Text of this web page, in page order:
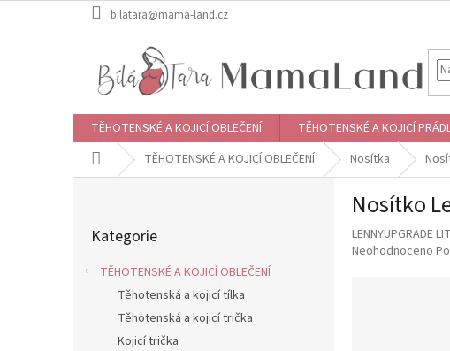
na
bilatara@mama-land.cz
TĚHOTENSKÉ A KOJICÍ OBLEČENÍ TĚHOTENSKÉ A KOJICÍ
Domů TĚHOTENSKÉ A KOJICÍ OBLEČENÍ Nosítka
kategorie
Kategorie
TĚHOTENSKÉ A KOJICÍ OBLEČENÍ
Těhotenská a kojicí tílka
Těhotenská a kojicí trička
Kojicí trička
Nosítko
LENNYUPGRADE
Průměrné
Neohodnoceno